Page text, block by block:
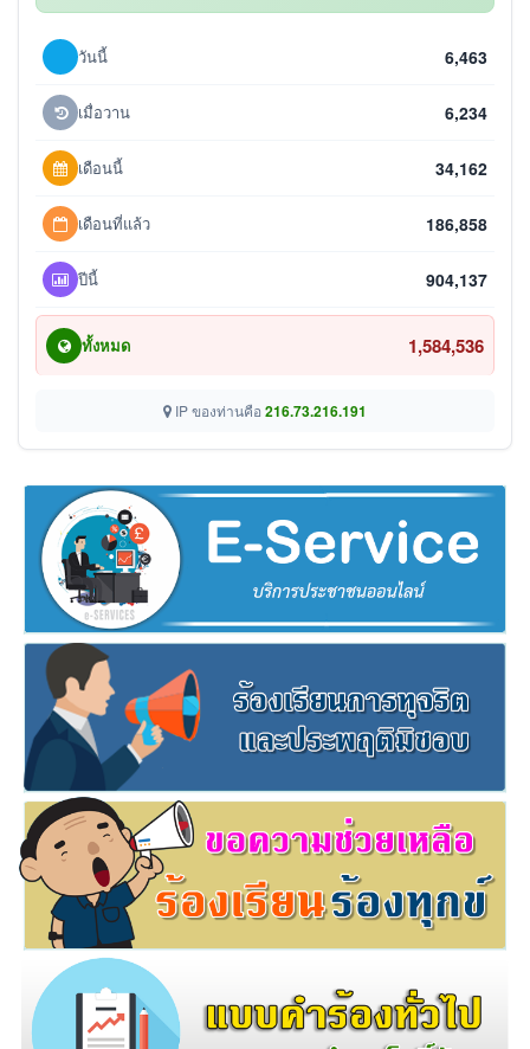
วันนี้ 6,463
เมื่อวาน 6,234
เดือนนี้ 34,162
เดือนที่แล้ว 186,858
ปีนี้ 904,137
ทั้งหมด 1,584,536
IP ของท่านคือ 216.73.216.191